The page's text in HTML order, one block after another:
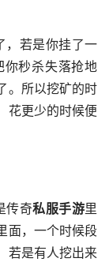
你秒杀失落抢地
。所以挖矿的时
花更少的时候便
传奇
私服手游里
面，一个时候段
若是有人挖出来